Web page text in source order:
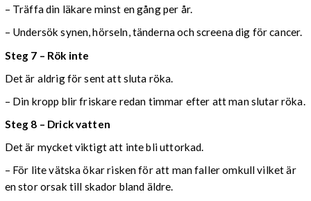
– Träffa din läkare minst en gång per år.
– Undersök synen, hörseln, tänderna och screena dig för cancer.
Steg 7 – Rök inte
Det är aldrig för sent att sluta röka.
– Din kropp blir friskare redan timmar efter att man slutar röka.
Steg 8 – Drick vatten
Det är mycket viktigt att inte bli uttorkad.
– För lite vätska ökar risken för att man faller omkull vilket är
en stor orsak till skador bland äldre.